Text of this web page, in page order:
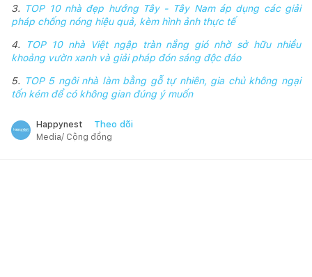
3.
TOP 10 nhà đẹp hướng Tây - Tây Nam áp dụng các giải
pháp chống nóng hiệu quả, kèm hình ảnh thực tế
4.
TOP 10 nhà Việt ngập tràn nắng gió nhờ sở hữu nhiều
khoảng vườn xanh và giải pháp đón sáng độc đáo
5.
TOP 5 ngôi nhà làm bằng gỗ tự nhiên, gia chủ không ngại
tốn kém để có không gian đúng ý muốn
Happynest Theo dõi
Media/ Cộng đồng